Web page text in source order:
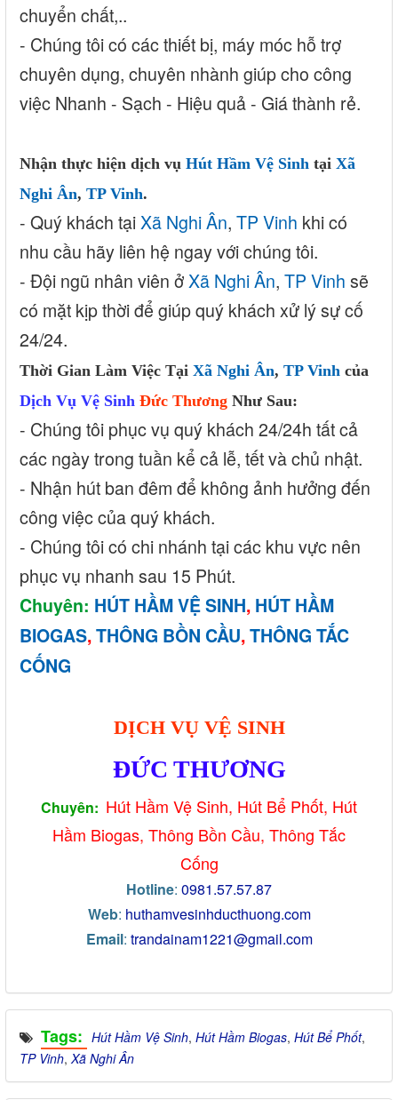
chuyển chất,..
- Chúng tôi có các thiết bị, máy móc hỗ trợ
chuyên dụng, chuyên nhành giúp cho công
việc Nhanh - Sạch - Hiệu quả - Giá thành rẻ.
Nhận thực hiện dịch vụ Hút Hầm Vệ Sinh tại Xã
Nghi Ân, TP Vinh.
- Quý khách tạiXã Nghi Ân, TP Vinh khi có
nhu cầu hãy liên hệ ngay với chúng tôi.
- Đội ngũ nhân viên ởXã Nghi Ân, TP Vinh sẽ
có mặt kịp thời để giúp quý khách xử lý sự cố
24/24.
Thời Gian Làm Việc Tại Xã Nghi Ân, TP Vinh của
Dịch Vụ Vệ Sinh Đức Thương Như Sau:
- Chúng tôi phục vụ quý khách 24/24h tất cả
các ngày trong tuần kể cả lễ, tết và chủ nhật.
- Nhận hút ban đêm để không ảnh hưởng đến
công việc của quý khách.
- Chúng tôi có chi nhánh tại các khu vực nên
phục vụ nhanh sau 15 Phút.
Chuyên: HÚT HẦM VỆ SINH, HÚT HẦM
BIOGAS,THÔNG BỒN CẦU,THÔNG TẮC
CỐNG
DỊCH VỤ VỆ SINH
ĐỨC THƯƠNG
Chuyên: Hút Hầm Vệ Sinh, Hút Bể Phốt, Hút
Hầm Biogas, Thông Bồn Cầu, Thông Tắc
Cống
Hotline: 0981.57.57.87
Web: huthamvesinhducthuong.com
Email: trandainam1221@gmail.com
Tags: Hút Hầm Vệ Sinh, Hút Hầm Biogas, Hút Bể Phốt,
TP Vinh,Xã Nghi Ân